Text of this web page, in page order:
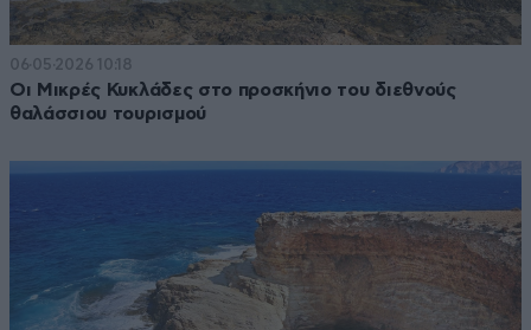
06·05·2026 10:18
Οι Μικρές Κυκλάδες στο προσκήνιο του διεθνούς
θαλάσσιου τουρισμού